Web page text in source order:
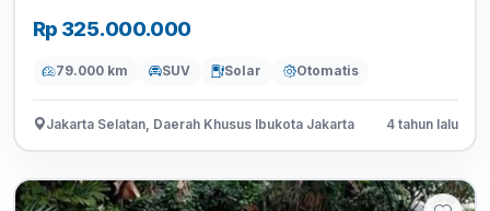
Rp 325.000.000
79.000 km SUV Solar Otomatis
Jakarta Selatan, Daerah Khusus Ibukota Jakarta 4 tahun lalu